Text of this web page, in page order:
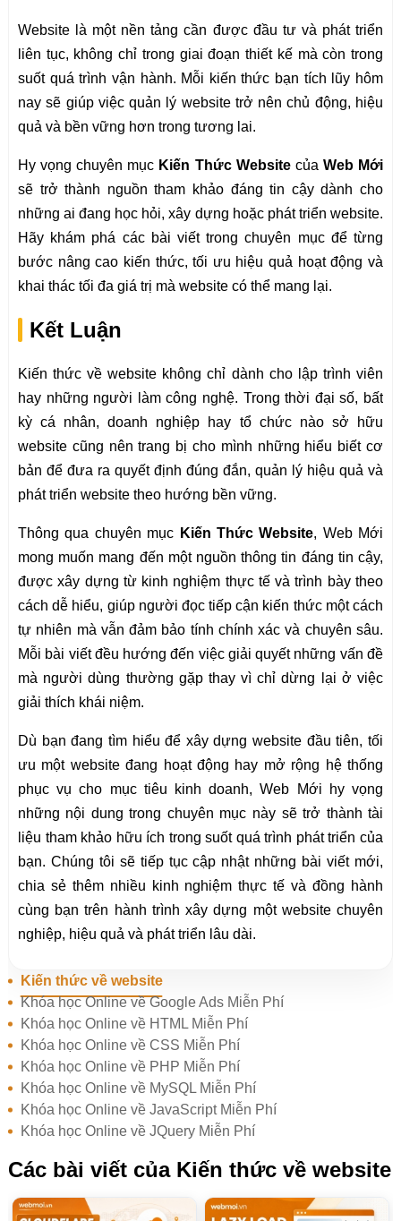
Website là một nền tảng cần được đầu tư và phát triển
liên tục, không chỉ trong giai đoạn thiết kế mà còn trong
suốt quá trình vận hành. Mỗi kiến thức bạn tích lũy hôm
nay sẽ giúp việc quản lý website trở nên chủ động, hiệu
quả và bền vững hơn trong tương lai.
Hy vọng chuyên mục Kiến Thức Websitecủa Web Mới
sẽ trở thành nguồn tham khảo đáng tin cậy dành cho
những ai đang học hỏi, xây dựng hoặc phát triển website.
Hãy khám phá các bài viết trong chuyên mục để từng
bước nâng cao kiến thức, tối ưu hiệu quả hoạt động và
khai thác tối đa giá trị mà website có thể mang lại.
Kết Luận
Kiến thức về website không chỉ dành cho lập trình viên
hay những người làm công nghệ. Trong thời đại số, bất
kỳ cá nhân, doanh nghiệp hay tổ chức nào sở hữu
website cũng nên trang bị cho mình những hiểu biết cơ
bản để đưa ra quyết định đúng đắn, quản lý hiệu quả và
phát triển website theo hướng bền vững.
Thông qua chuyên mục Kiến Thức Website, Web Mới
mong muốn mang đến một nguồn thông tin đáng tin cậy,
được xây dựng từ kinh nghiệm thực tế và trình bày theo
cách dễ hiểu, giúp người đọc tiếp cận kiến thức một cách
tự nhiên mà vẫn đảm bảo tính chính xác và chuyên sâu.
Mỗi bài viết đều hướng đến việc giải quyết những vấn đề
mà người dùng thường gặp thay vì chỉ dừng lại ở việc
giải thích khái niệm.
Dù bạn đang tìm hiểu để xây dựng website đầu tiên, tối
ưu một website đang hoạt động hay mở rộng hệ thống
phục vụ cho mục tiêu kinh doanh, Web Mới hy vọng
những nội dung trong chuyên mục này sẽ trở thành tài
liệu tham khảo hữu ích trong suốt quá trình phát triển của
bạn. Chúng tôi sẽ tiếp tục cập nhật những bài viết mới,
chia sẻ thêm nhiều kinh nghiệm thực tế và đồng hành
cùng bạn trên hành trình xây dựng một website chuyên
nghiệp, hiệu quả và phát triển lâu dài.
Kiến thức về website
Khóa học Online về Google Ads Miễn Phí
Khóa học Online về HTML Miễn Phí
Khóa học Online về CSS Miễn Phí
Khóa học Online về PHP Miễn Phí
Khóa học Online về MySQL Miễn Phí
Khóa học Online về JavaScript Miễn Phí
Khóa học Online về JQuery Miễn Phí
Các bài viết của Kiến thức về website